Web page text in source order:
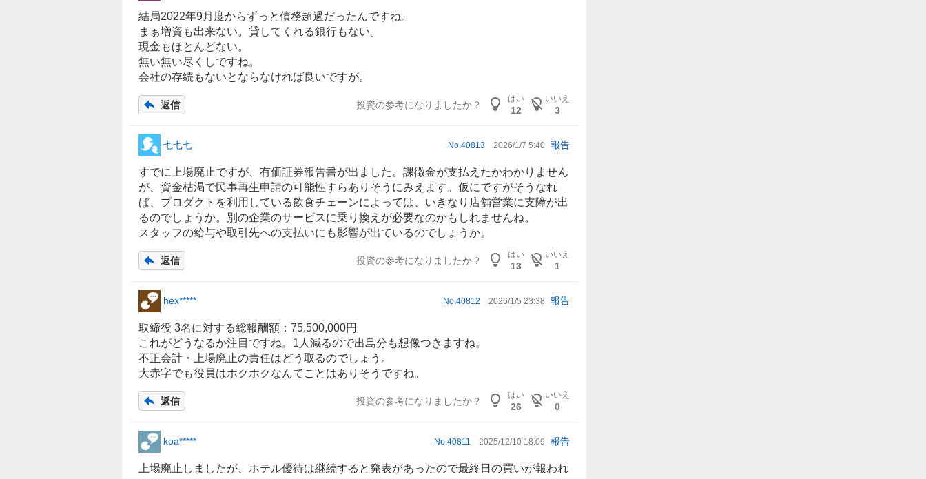
結局2022年9月度からずっと債務超過だったんですね。
まぁ増資も出来ない。貸してくれる銀行もない。
現金もほとんどない。
無い無い尽くしですね。
会社の存続もないとならなければ良いですが。
返信 投資の参考になりましたか？
はい
12
いいえ
3
七七七 No. 40813 2026/1/7 5:40 報告
すでに上場廃止ですが、有価証券報告書が出ました。課徴金が支払えたかわかりません
が、資金枯渇で民事再生申請の可能性すらありそうにみえます。仮にですがそうなれ
ば、プロダクトを利用している飲食チェーンによっては、いきなり店舗営業に支障が出
るのでしょうか。別の企業のサービスに乗り換えが必要なのかもしれませんね。
スタッフの給与や取引先への支払いにも影響が出ているのでしょうか。
返信 投資の参考になりましたか？
はい
13
いいえ
1
hex***** No. 40812 2026/1/5 23:38 報告
取締役 3名に対する総報酬額：75,500,000円
これがどうなるか注目ですね。1人減るので出島分も想像つきますね。
不正会計・上場廃止の責任はどう取るのでしょう。
大赤字でも役員はホクホクなんてことはありそうですね。
返信 投資の参考になりましたか？
はい
26
いいえ
0
koa***** No. 40811 2025/12/10 18:09 報告
上場廃止しましたが、ホテル優待は継続すると発表があったので最終日の買いが報われ